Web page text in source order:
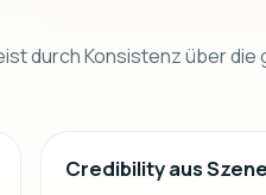
durch Konsistenz über die
Credibility aus